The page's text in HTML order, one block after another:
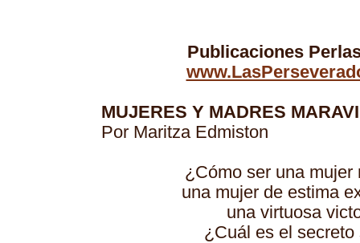
Publicaciones
MUJERES Y MADRES
Por Maritza Edmiston
¿Cómo ser una mujer
una mujer de estima
una virtuosa
¿Cuál es el secreto